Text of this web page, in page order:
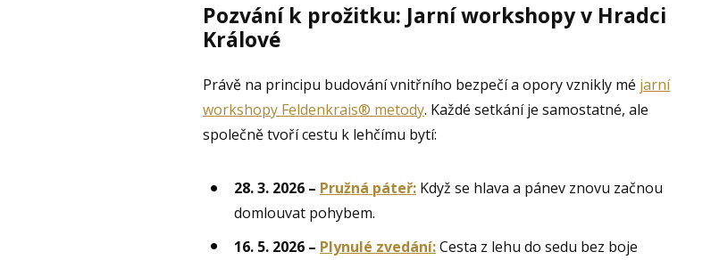
Pozvání k prožitku: Jarní workshopy v Hradci
Králové
Právě na principu budování vnitřního bezpečí a opory vznikly mé jarní
workshopy Feldenkrais® metody. Každé setkání je samostatné, ale
společně tvoří cestu k lehčímu bytí:
28. 3. 2026 – Pružná páteř: Když se hlava a pánev znovu začnou
domlouvat pohybem.
16. 5. 2026 – Plynulé zvedání:Cesta z lehu do sedu bez boje